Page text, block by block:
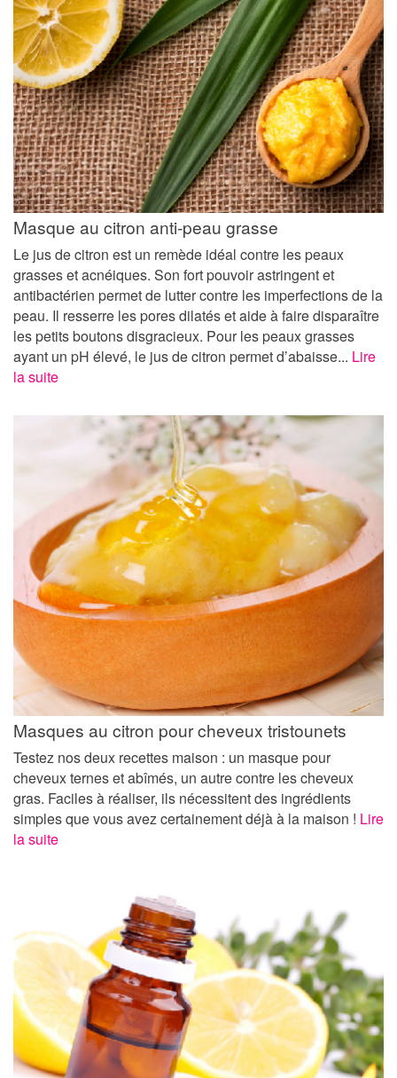
Masque au citron anti-peau grasse
Le jus de citron est un remède idéal contre les peaux
grasses et acnéiques. Son fort pouvoir astringent et
antibactérien permet de lutter contre les imperfections de la
peau. Il resserre les pores dilatés et aide à faire disparaître
les petits boutons disgracieux. Pour les peaux grasses
ayant un pH élevé, le jus de citron permet d’abaisse... Lire
la suite
Masques au citron pour cheveux tristounets
Testez nos deux recettes maison : un masque pour
cheveux ternes et abîmés, un autre contre les cheveux
gras. Faciles à réaliser, ils nécessitent des ingrédients
simples que vous avez certainement déjà à la maison ! Lire
la suite